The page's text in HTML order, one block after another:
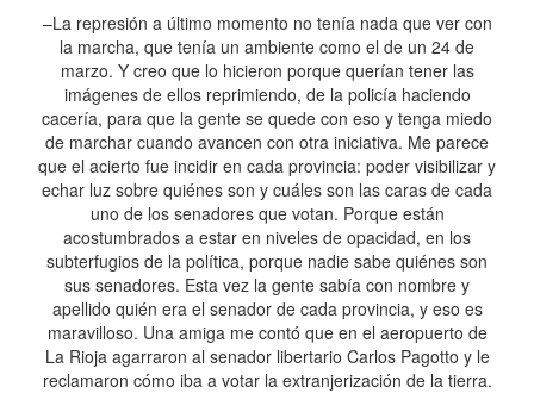
–La represión a último momento no tenía nada que ver con
la marcha, que tenía un ambiente como el de un 24 de
marzo. Y creo que lo hicieron porque querían tener las
imágenes de ellos reprimiendo, de la policía haciendo
cacería, para que la gente se quede con eso y tenga miedo
de marchar cuando avancen con otra iniciativa. Me parece
que el acierto fue incidir en cada provincia: poder visibilizar y
echar luz sobre quiénes son y cuáles son las caras de cada
uno de los senadores que votan. Porque están
acostumbrados a estar en niveles de opacidad, en los
subterfugios de la política, porque nadie sabe quiénes son
sus senadores. Esta vez la gente sabía con nombre y
apellido quién era el senador de cada provincia, y eso es
maravilloso. Una amiga me contó que en el aeropuerto de
La Rioja agarraron al senador libertario Carlos Pagotto y le
reclamaron cómo iba a votar la extranjerización de la tierra.